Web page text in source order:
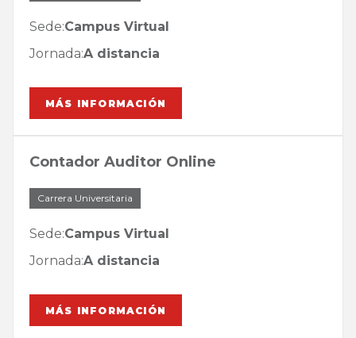
Sede:Campus Virtual
Jornada:A distancia
MÁS INFORMACIÓN
Contador Auditor Online
Carrera Universitaria
Sede:Campus Virtual
Jornada:A distancia
MÁS INFORMACIÓN